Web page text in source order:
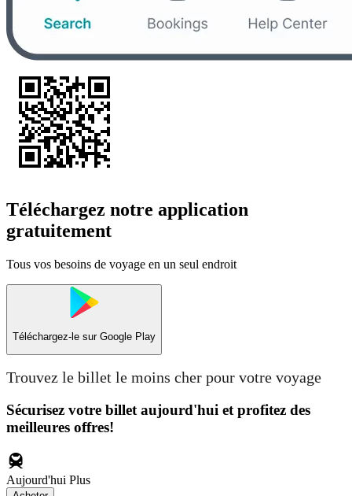
Téléchargez notre application
gratuitement
Tous vos besoins de voyage en un seul endroit
Téléchargez-le sur Google Play
Trouvez le billet le moins cher pour votre voyage
Sécurisez votre billet aujourd'hui et profitez des
meilleures offres!
Aujourd'hui Plus